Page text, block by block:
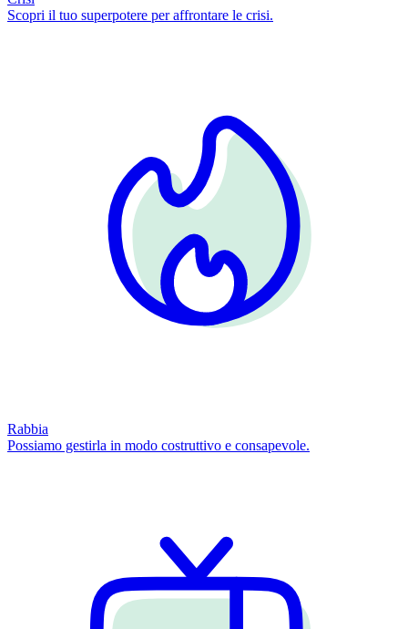
Scopri il tuo superpotere per affrontare le crisi.
Rabbia
Possiamo gestirla in modo costruttivo e consapevole.